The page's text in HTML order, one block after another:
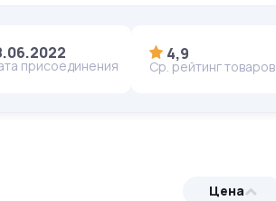
присоединения
4,9
Ср. рейтинг товаров
Цена